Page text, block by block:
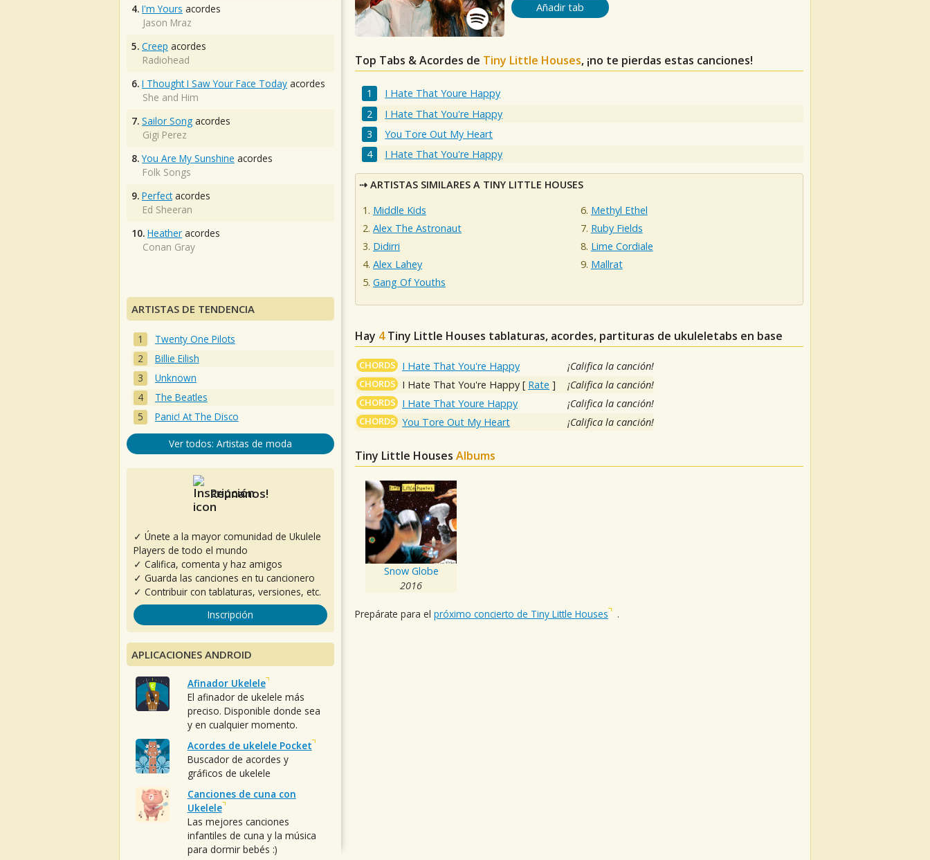
Añadir tab
Top Tabs & Acordes de Tiny Little Houses, ¡no te pierdas estas canciones!
I Hate That Youre Happy
I Hate That You're Happy
You Tore Out My Heart
I Hate That You're Happy
ARTISTAS SIMILARES A TINY LITTLE HOUSES
Middle Kids
Alex The Astronaut
Didirri
Alex Lahey
Gang Of Youths
Methyl Ethel
Ruby Fields
Lime Cordiale
Mallrat
Hay 4 Tiny Little Houses tablaturas, acordes, partituras de ukuleletabs en base
CHORDS I Hate That You're Happy ¡Califica la canción!
CHORDS I Hate That You're Happy [ Rate ] ¡Califica la canción!
CHORDS I Hate That Youre Happy ¡Califica la canción!
CHORDS You Tore Out My Heart ¡Califica la canción!
Tiny Little Houses Albums
Snow Globe
2016
Prepárate para el próximo concierto de Tiny Little Houses .
4. I'm Yours acordes
Jason Mraz
5. Creep acordes
Radiohead
6. I Thought I Saw Your Face Today acordes
She and Him
7. Sailor Song acordes
Gigi Perez
8. You Are My Sunshine acordes
Folk Songs
9. Perfectacordes
Ed Sheeran
10. Heather acordes
Conan Gray
ARTISTAS DE TENDENCIA
Twenty One Pilots
Billie Eilish
Unknown
The Beatles
Panic! At The Disco
Ver todos: Artistas de moda
Reúnanos!
✓ Únete a la mayor comunidad de Ukulele
Players de todo el mundo
✓ Califica, comenta y haz amigos
✓ Guarda las canciones en tu cancionero
✓ Contribuir con tablaturas, versiones, etc.
Inscripción
APLICACIONES ANDROID
Afinador Ukelele
El afinador de ukelele más
preciso. Disponible donde sea
y en cualquier momento.
Acordes de ukelele Pocket
Buscador de acordes y
gráficos de ukelele
Canciones de cuna con
Ukelele
Las mejores canciones
infantiles de cuna y la música
para dormir bebés :)